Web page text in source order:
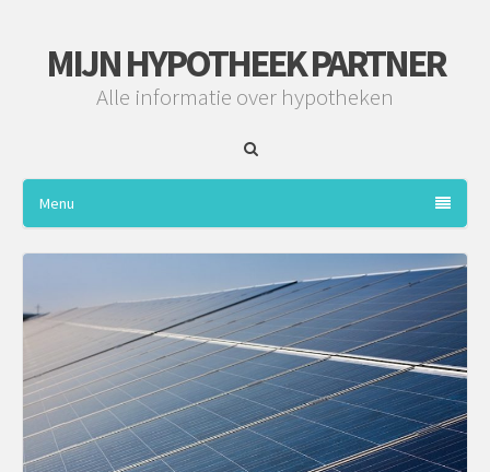
MIJN HYPOTHEEK PARTNER
Alle informatie over hypotheken
Menu